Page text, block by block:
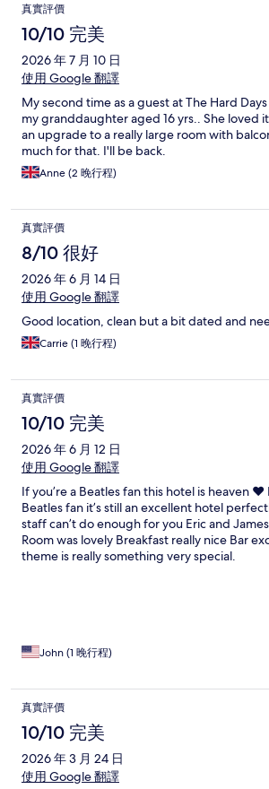
真實評價
10/10 完美
2026 年 7 月 10 日
使用 Google 翻譯
My second time as a guest at The Hard
my granddaughter aged 16 yrs.. She loved
an upgrade to a really large room with
much for that. I'll be back.
Anne (2 晚行程)
真實評價
8/10 很好
2026 年 6 月 14 日
使用 Google 翻譯
Good location, clean but a bit dated and
Carrie (1 晚行程)
真實評價
10/10 完美
2026 年 6 月 12 日
使用 Google 翻譯
If you’re a Beatles fan this hotel is heaven ❤️
Beatles fan it’s still an excellent hotel
staff can’t do enough for you Eric and
Room was lovely Breakfast really nice Bar
theme is really something very special.
John (1 晚行程)
真實評價
10/10 完美
2026 年 3 月 24 日
使用 Google 翻譯